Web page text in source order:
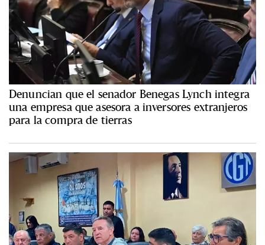
Denuncian que el senador Benegas Lynch integra
una empresa que asesora a inversores extranjeros
para la compra de tierras